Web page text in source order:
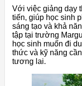
Với việc giảng dạy
tiến, giúp học sinh
sáng tạo và khả
tập tại trường
học sinh muốn đi
thức và kỹ năng
tương lai.